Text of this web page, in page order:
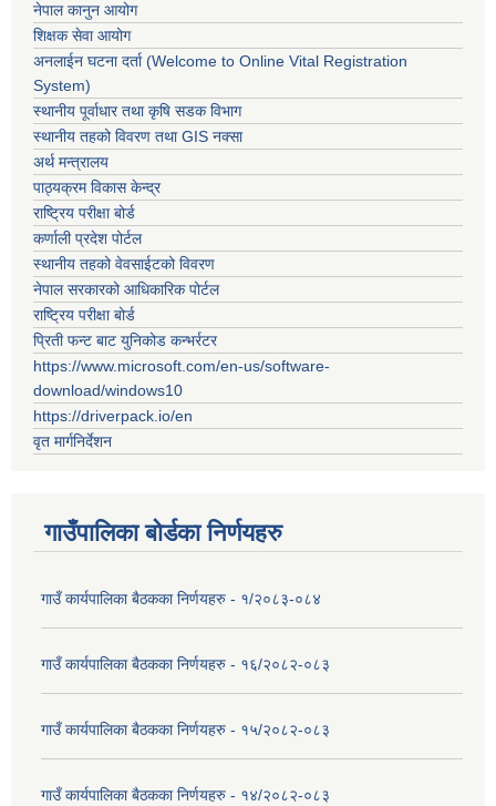
नेपाल कानुन आयोग
शिक्षक सेवा आयोग
अनलाईन घटना दर्ता (Welcome to Online Vital Registration
System)
स्थानीय पूर्वाधार तथा कृषि सडक विभाग
स्थानीय तहको विवरण तथा GIS नक्सा
अर्थ मन्त्रालय
पाठ्यक्रम विकास केन्द्र
राष्ट्रिय परीक्षा बोर्ड
कर्णाली प्रदेश पोर्टल
स्थानीय तहको वेवसाईटको विवरण
नेपाल सरकारको आधिकारिक पोर्टल
राष्ट्रिय परीक्षा बोर्ड
प्रिती फन्ट बाट युनिकोड कन्भर्रटर
https://www.microsoft.com/en-us/software-
download/windows10
https://driverpack.io/en
वृत मार्गनिर्देशन
गाउँपालिका बोर्डका निर्णयहरु
गाउँ कार्यपालिका बैठकका निर्णयहरु - १/२०८३-०८४
गाउँ कार्यपालिका बैठकका निर्णयहरु - १६/२०८२-०८३
गाउँ कार्यपालिका बैठकका निर्णयहरु - १५/२०८२-०८३
गाउँ कार्यपालिका बैठकका निर्णयहरु - १४/२०८२-०८३